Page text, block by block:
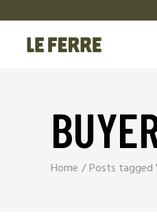
Home Posts tagged